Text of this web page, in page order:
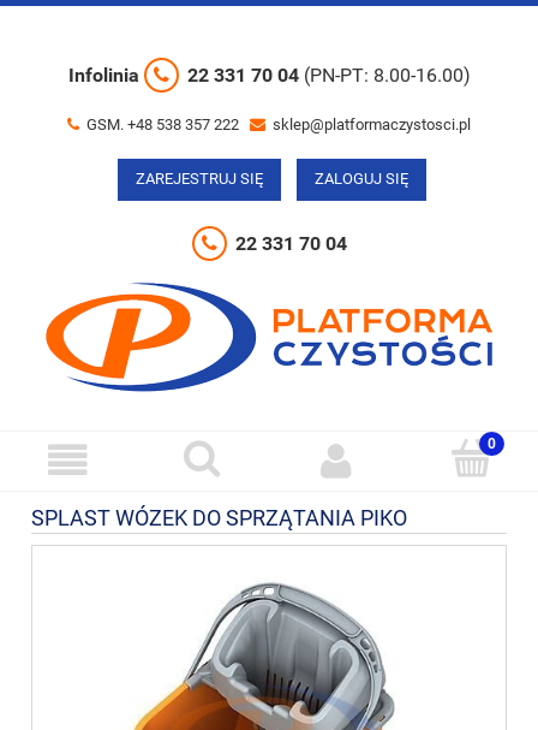
Infolinia 22 331 70 04 (PN-PT: 8.00-16.00)
GSM. +48 538 357 222 sklep@platformaczystosci.pl
ZAREJESTRUJ SIĘ ZALOGUJ SIĘ
22 331 70 04
SPLAST WÓZEK DO SPRZĄTANIA PIKO